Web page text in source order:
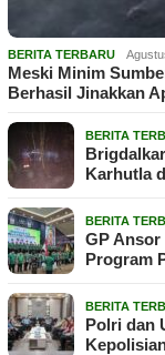
BERITA TERBARU
Meski Minim
Berhasil Jinakkan
BERITA
Karhutla
BERITA
GP
Program
BERITA
Polri dan